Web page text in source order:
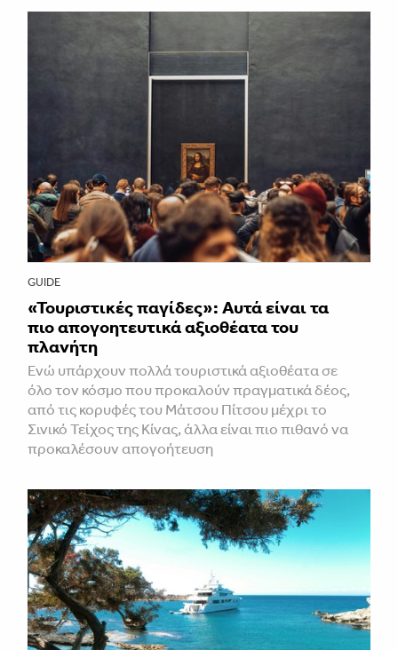
GUIDE
«Τουριστικές παγίδες»: Αυτά είναι τα
πιο απογοητευτικά αξιοθέατα του
πλανήτη
Ενώ υπάρχουν πολλά τουριστικά αξιοθέατα σε
όλο τον κόσμο που προκαλούν πραγματικά δέος,
από τις κορυφές του Μάτσου Πίτσου μέχρι το
Σινικό Τείχος της Κίνας, άλλα είναι πιο πιθανό να
προκαλέσουν απογοήτευση